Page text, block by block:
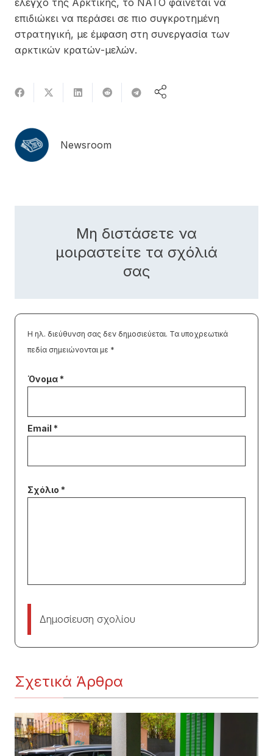
επιδιώκει να περάσει σε πιο συγκροτημένη
στρατηγική, με έμφαση στη συνεργασία των
αρκτικών κρατών-μελών.
Newsroom
Μη διστάσετε να
μοιραστείτε τα σχόλιά
σας
Η ηλ. διεύθυνση σας δεν δημοσιεύεται. Τα υποχρεωτικά
πεδία σημειώνονται με *
Δημοσίευση σχολίου
Σχετικά Άρθρα